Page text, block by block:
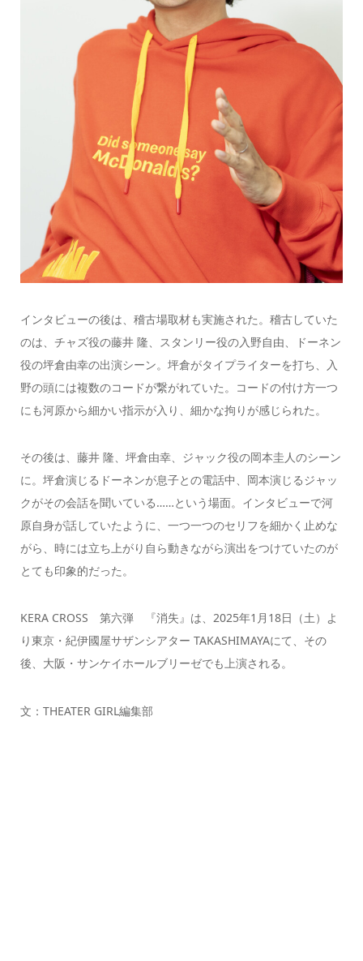
インタビューの後は、稽古場取材も実施された。稽古していた
のは、チャズ役の藤井 隆、スタンリー役の入野自由、ドーネン
役の坪倉由幸の出演シーン。坪倉がタイプライターを打ち、入
野の頭には複数のコードが繋がれていた。コードの付け方一つ
にも河原から細かい指示が入り、細かな拘りが感じられた。
その後は、藤井 隆、坪倉由幸、ジャック役の岡本圭人のシーン
に。坪倉演じるドーネンが息子との電話中、岡本演じるジャッ
クがその会話を聞いている……という場面。インタビューで河
原自身が話していたように、一つ一つのセリフを細かく止めな
がら、時には立ち上がり自ら動きながら演出をつけていたのが
とても印象的だった。
KERA CROSS 第六弾 『消失』は、2025年1月18日（土）よ
り東京・紀伊國屋サザンシアター TAKASHIMAYAにて、その
後、大阪・サンケイホールブリーゼでも上演される。
文：THEATER GIRL編集部